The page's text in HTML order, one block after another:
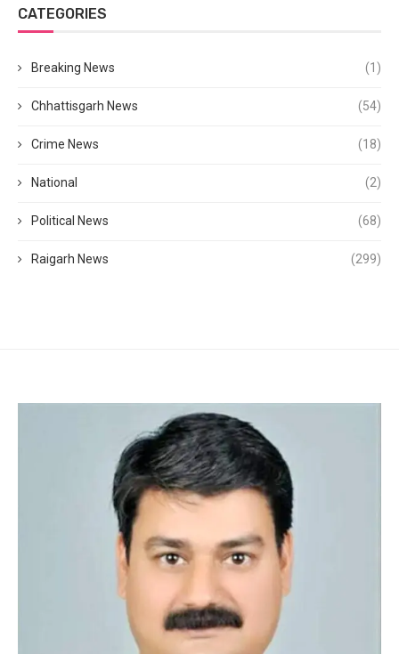
CATEGORIES
Breaking News (1)
Chhattisgarh News (54)
Crime News (18)
National (2)
Political News (68)
Raigarh News (299)